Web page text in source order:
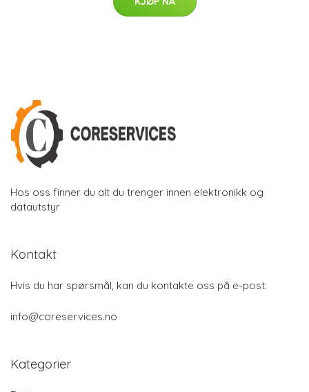
Hos oss finner du alt du trenger innen elektronikk og
datautstyr
Kontakt
Hvis du har spørsmål, kan du kontakte oss på e-post:
info@coreservices.no
Kategorier